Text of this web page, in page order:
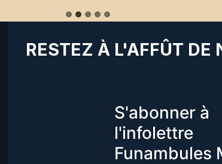
RESTEZ À L'AFFÛT DE
S'abonner à
l'infolettre
Funambules